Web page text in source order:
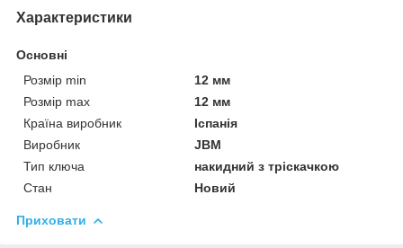
Характеристики
Основні
Розмір min
12 мм
Розмір max
12 мм
Країна виробник
Іспанія
Виробник
JBM
Тип ключа
накидний з тріскачкою
Стан
Новий
Приховати